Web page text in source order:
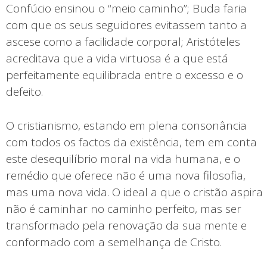
Confúcio ensinou o “meio caminho”; Buda faria
com que os seus seguidores evitassem tanto a
ascese como a facilidade corporal; Aristóteles
acreditava que a vida virtuosa é a que está
perfeitamente equilibrada entre o excesso e o
defeito.
O cristianismo, estando em plena consonância
com todos os factos da existência, tem em conta
este desequilíbrio moral na vida humana, e o
remédio que oferece não é uma nova filosofia,
mas uma nova vida. O ideal a que o cristão aspira
não é caminhar no caminho perfeito, mas ser
transformado pela renovação da sua mente e
conformado com a semelhança de Cristo.